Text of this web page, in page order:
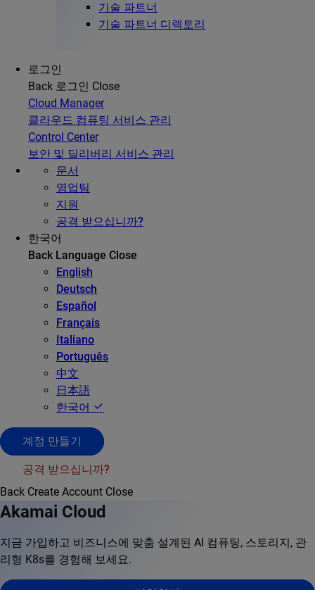
기술 파트너
기술 파트너 디렉토리
로그인
Back 로그인 Close
Cloud Manager
클라우드 컴퓨팅 서비스 관리
Control Center
보안 및 딜리버리 서비스 관리
문서
영업팀
지원
공격 받으십니까?
한국어
Back Language Close
English
Deutsch
Español
Français
Italiano
Português
中文
日本語
한국어
계정 만들기
공격 받으십니까?
Back Create Account Close
Akamai Cloud
지금 가입하고 비즈니스에 맞춤 설계된 AI 컴퓨팅, 스토리지, 관
리형 K8s를 경험해 보세요.